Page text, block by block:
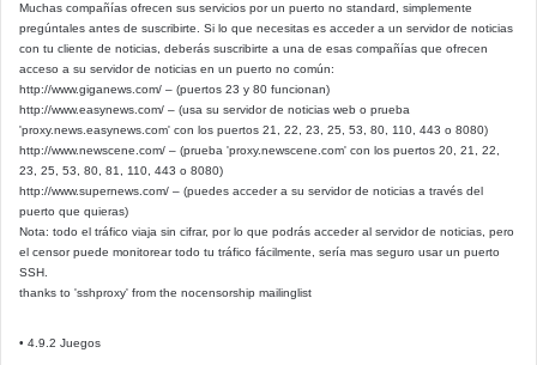
Muchas compañías ofrecen sus servicios por un puerto no standard, simplemente
pregúntales antes de suscribirte. Si lo que necesitas es acceder a un servidor de noticias
con tu cliente de noticias, deberás suscribirte a una de esas compañías que ofrecen
acceso a su servidor de noticias en un puerto no común:
http://www.giganews.com/ – (puertos 23 y 80 funcionan)
http://www.easynews.com/ – (usa su servidor de noticias web o prueba
'proxy.news.easynews.com' con los puertos 21, 22, 23, 25, 53, 80, 110, 443 o 8080)
http://www.newscene.com/ – (prueba 'proxy.newscene.com' con los puertos 20, 21, 22,
23, 25, 53, 80, 81, 110, 443 o 8080)
http://www.supernews.com/ – (puedes acceder a su servidor de noticias a través del
puerto que quieras)
Nota: todo el tráfico viaja sin cifrar, por lo que podrás acceder al servidor de noticias, pero
el censor puede monitorear todo tu tráfico fácilmente, sería mas seguro usar un puerto
SSH.
thanks to 'sshproxy' from the nocensorship mailinglist
• 4.9.2 Juegos